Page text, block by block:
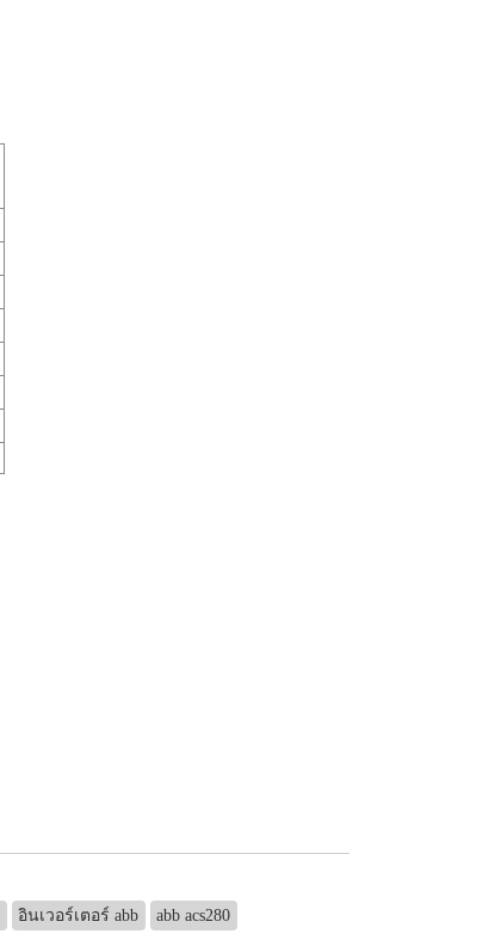
อินเวอร์เตอร์ abb abb acs280